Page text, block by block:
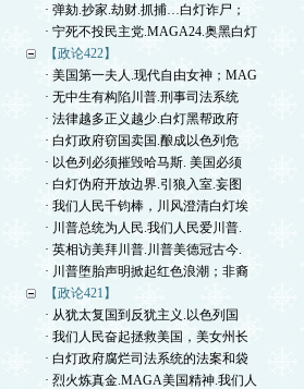
· 弹劾.抄家.劫财.抓捕…白灯诈尸；
· 宁死不投民主党.MAGA24.奥黑白灯
【政论422】
· 美国第一夫人.现代自由女神；MAG
· 无中生有构陷川普.刑事司法系统
· 法律越多正义越少.白灯黑帮政府
· 白灯政府窃国卖国.酿成以色列危
· 以色列必须摧毁哈马斯. 美国必须
· 白灯伪府开放边界.引狼入室.妄图
· 我们人民千钧棒，川风澄清白灯埃
· 川普总统为人民.我们人民爱川普.
· 英相访美拜川普.川普美德冠古今.
· 川普堕胎声明掀起红色浪潮；非裔
【政论421】
· 从犹太复国到反犹主义.以色列国
· 我们人民奋起拯救美国，美女州长
· 白灯政府腐烂司法系统的法案和袋
· 烈火炼真金.MAGA美国精神.我们人